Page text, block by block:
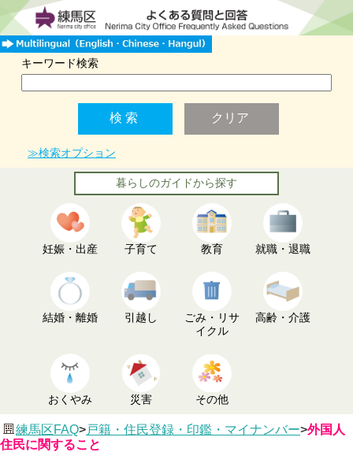
キーワード検索
≫検索オプション
暮らしのガイドから探す
妊娠・出産 子育て 教育 就職・退職
結婚・離婚 引越し
ごみ・リサ
イクル
高齢・介護
おくやみ 災害 その他
練馬区FAQ>戸籍・住民登録・印鑑・マイナンバー>外国人
住民に関すること